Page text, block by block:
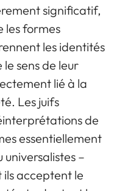
significatif,
les formes
les identités
sens de leur
lié à la
Les juifs
de
essentiellement
universalistes –
ils acceptent le